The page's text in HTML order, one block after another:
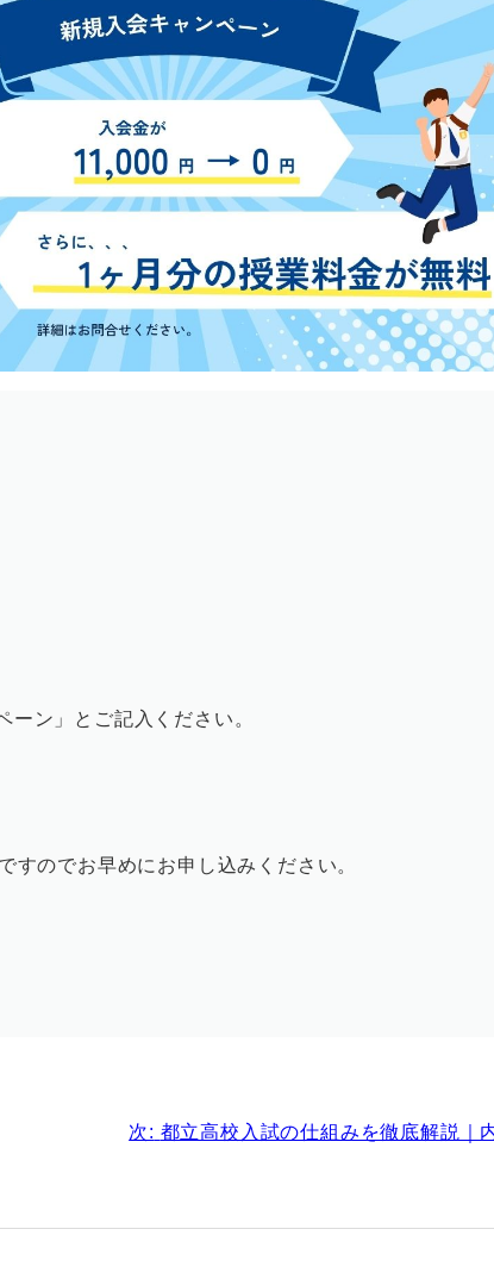
ーン」とご記入ください。
すのでお早めにお申し込みください。
次: 都立高校入試の仕組みを徹底解説｜